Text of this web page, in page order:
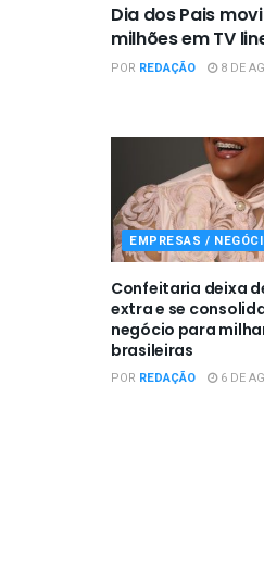
Dia dos Pais
milhões em TV
POR REDAÇÃO 8 DE
EMPRESAS /
Confeitaria deixa
extra e se
negócio para
brasileiras
POR REDAÇÃO 6 DE